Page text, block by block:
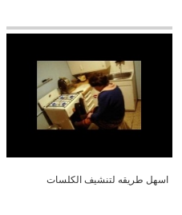
اسهل طريقه لتنشيف الكلسات